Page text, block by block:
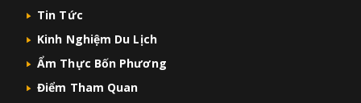
Tin Tức
Kinh Nghiệm Du Lịch
Ẩm Thực Bốn Phương
Điểm Tham Quan